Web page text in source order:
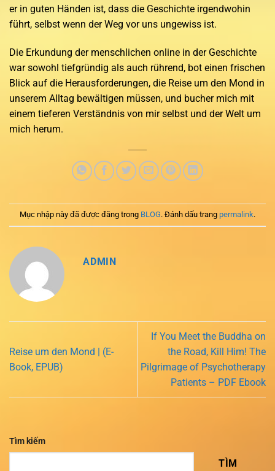
er in guten Händen ist, dass die Geschichte irgendwohin
führt, selbst wenn der Weg vor uns ungewiss ist.
Die Erkundung der menschlichen online in der Geschichte
war sowohl tiefgründig als auch rührend, bot einen frischen
Blick auf die Herausforderungen, die Reise um den Mond in
unserem Alltag bewältigen müssen, und bucher mich mit
einem tieferen Verständnis von mir selbst und der Welt um
mich herum.
Mục nhập này đã được đăng trong BLOG. Đánh dấu trang permalink.
ADMIN
Reise um den Mond | (E-
Book, EPUB)
If You Meet the Buddha on
the Road, Kill Him! The
Pilgrimage of Psychotherapy
Patients – PDF Ebook
Tìm kiếm
TÌM